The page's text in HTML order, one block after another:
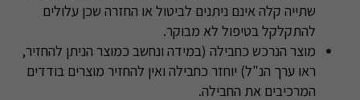
שתייה קלה אינם ניתנים לביטול או החזרה שכן עלולים
להתקלקל בטיפול לא מבוקר.
מוצר הנרכש כחבילה (במידה ונחשב כמוצר הניתן להחזיר,
ראו ערך הנ"ל) יוחזר כחבילה ואין להחזיר מוצרים בודדים
המרכיבים את החבילה.